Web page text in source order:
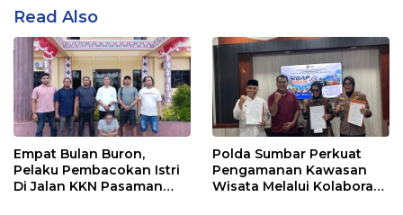
Read Also
Empat Bulan Buron,
Pelaku Pembacokan Istri
Di Jalan KKN Pasaman
Polda Sumbar Perkuat
Pengamanan Kawasan
Wisata Melalui Kolaborasi